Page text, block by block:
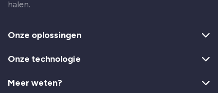
halen.
Onze oplossingen
Onze technologie
Meer weten?